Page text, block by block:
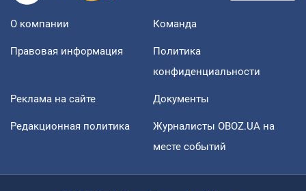
О компании Команда
Правовая информация
Политика
конфиденциальности
Реклама на сайте Документы
Редакционная политика
Журналисты OBOZ.UA на
месте событий